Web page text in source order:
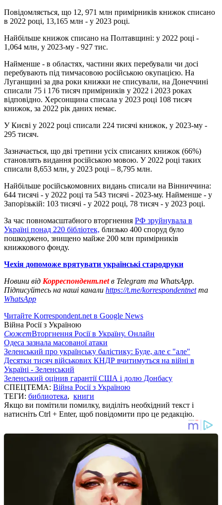
Повідомляється, що 12, 971 млн примірників книжок списано
в 2022 році, 13,165 млн - у 2023 році.
Найбільше книжок списано на Полтавщині: у 2022 році -
1,064 млн, у 2023-му - 927 тис.
Найменше - в областях, частини яких перебували чи досі
перебувають під тимчасовою російською окупацією. На
Луганщині за два роки книжки не списували, на Донеччині
списали 75 і 176 тисяч примірників у 2022 і 2023 роках
відповідно. Херсонщина списала у 2023 році 108 тисяч
книжок, за 2022 рік даних немає.
У Києві у 2022 році списали 224 тисячі книжок, у 2023-му -
295 тисяч.
Зазначається, що дві третини усіх списаних книжок (66%)
становлять видання російською мовою. У 2022 році таких
списали 8,653 млн, у 2023 році – 8,795 млн.
Найбільше російськомовних видань списали на Вінниччина:
644 тисячі - у 2022 році та 543 тисячі - 2023-му. Найменше - у
Запорізькій: 103 тисячі - у 2022 році, 78 тисяч - у 2023 році.
За час повномасштабного вторгнення РФ зруйнувала в
Україні понад 220 бібліотек, близько 400 споруд було
пошкоджено, знищено майже 200 млн примірників
книжкового фонду.
Чехія допоможе врятувати українські стародруки
Новини від Корреспондент.netв Telegram та WhatsApp.
Підписуйтесь на наші канали https://t.me/korrespondentnetта
WhatsApp
Читайте Korrespondent.net в Google News
Війна Росії з Україною
СюжетВторгнення Росії в Україну. Онлайн
Одеса зазнала масованої атаки
Зеленський про українську балістику: Буде, але є "але"
Десятки тисяч військових КНДР вчитимуться на війні в
Україні - Зеленський
Зеленський оцінив гарантії США і долю Донбасу
СПЕЦТЕМА: Війна Росії з Україною
ТЕГИ: библиотека, книги
Якщо ви помітили помилку, виділіть необхідний текст і
натисніть Ctrl + Enter, щоб повідомити про це редакцію.